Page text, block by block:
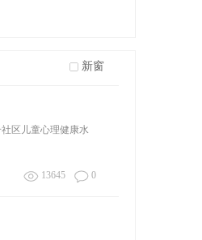
新窗
区儿童心理健康水
13645 0